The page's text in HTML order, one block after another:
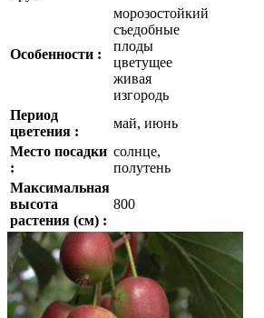
Особенности :
морозостойкий
съедобные
плоды
цветущее
живая
изгородь
Период
цветения :
май, июнь
Место посадки
:
солнце,
полутень
Максимальная
высота
растения (см) :
800